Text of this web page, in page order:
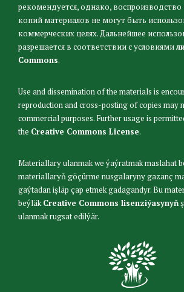
рекомендуется, однако,
копий материалов не могут быть
коммерческих целях. Дальнейшее
разрешается в соответствии с условиями
Commons.
Use and dissemination of the materials is
reproduction and cross-posting of copies may
commercial purposes. Further usage is
the Creative Commons License.
Materiallary ulanmak we ýaýratmak maslahat
materiallaryň göçürme nusgalaryny gazanç
gaýtadan işläp çap etmek gadagandyr. Bu
beýläkCreative Commons lisenziýasynyň
ulanmak rugsat edilýär.